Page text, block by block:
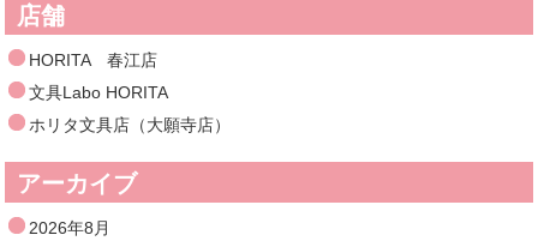
店舗
HORITA 春江店
文具Labo HORITA
ホリタ文具店（大願寺店）
アーカイブ
2026年8月